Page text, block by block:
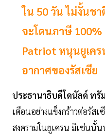
ใน 50 วัน ไม่งั้นช
จะโดนภาษี 100%
Patriot หนุนยูเคร
อากาศของรัสเซีย
ประธานาธิบดีโดนัลด์ ทรั
เตือนอย่างแข็งกร้าวต่อรัสเ
สงครามในยูเครน มิเช่นนั้